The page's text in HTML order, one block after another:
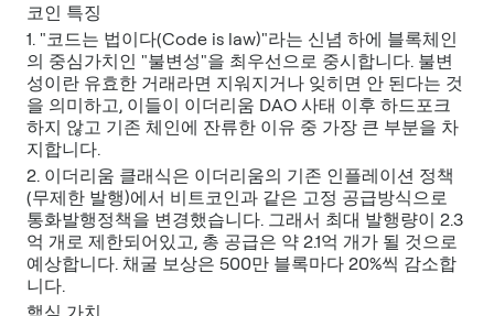
코인 특징
1. "코드는 법이다(Code is law)"라는 신념 하에 블록체인
의 중심가치인 "불변성"을 최우선으로 중시합니다. 불변
성이란 유효한 거래라면 지워지거나 잊히면 안 된다는 것
을 의미하고, 이들이 이더리움 DAO 사태 이후 하드포크
하지 않고 기존 체인에 잔류한 이유 중 가장 큰 부분을 차
지합니다.
2. 이더리움 클래식은 이더리움의 기존 인플레이션 정책
(무제한 발행)에서 비트코인과 같은 고정 공급방식으로
통화발행정책을 변경했습니다. 그래서 최대 발행량이 2.3
억 개로 제한되어있고, 총 공급은 약 2.1억 개가 될 것으로
예상합니다. 채굴 보상은 500만 블록마다 20%씩 감소합
니다.